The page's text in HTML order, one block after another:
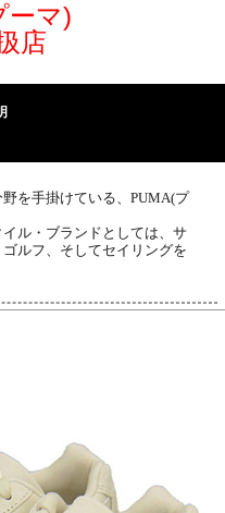
ーマ)
店
を手掛けている、PUMA(プ
ル・ブランドとしては、サ
ルフ、そしてセイリングを